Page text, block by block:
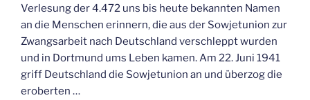
Rennweg
in
Dortmund“
Verlesung der 4.472 uns bis heute bekannten Namen
an die Menschen erinnern, die aus der Sowjetunion zur
Zwangsarbeit nach Deutschland verschleppt wurden
und in Dortmund ums Leben kamen. Am 22. Juni 1941
griff Deutschland die Sowjetunion an und überzog die
eroberten …